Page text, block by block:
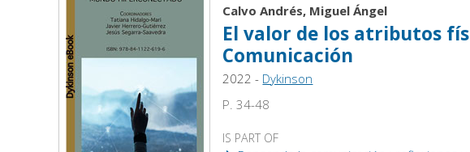
Calvo Andrés, Miguel Ángel
El valor de los atributos
Comunicación
2022 - Dykinson
P. 34-48
IS PART OF